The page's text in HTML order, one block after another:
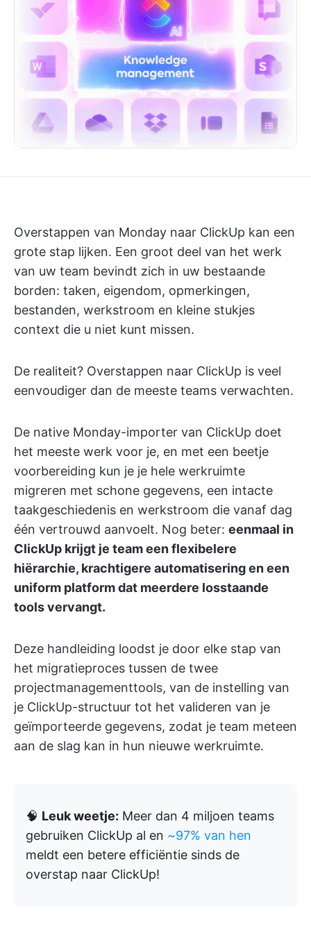
Overstappen van Monday naar ClickUp kan een
grote stap lijken. Een groot deel van het werk
van uw team bevindt zich in uw bestaande
borden: taken, eigendom, opmerkingen,
bestanden, werkstroom en kleine stukjes
context die u niet kunt missen.
De realiteit? Overstappen naar ClickUp is veel
eenvoudiger dan de meeste teams verwachten.
De native Monday-importer van ClickUp doet
het meeste werk voor je, en met een beetje
voorbereiding kun je je hele werkruimte
migreren met schone gegevens, een intacte
taakgeschiedenis en werkstroom die vanaf dag
één vertrouwd aanvoelt. Nog beter: eenmaal in
ClickUp krijgt je team een flexibelere
hiërarchie, krachtigere automatisering en een
uniform platform dat meerdere losstaande
tools vervangt.
Deze handleiding loodst je door elke stap van
het migratieproces tussen de twee
projectmanagementtools, van de instelling van
je ClickUp-structuur tot het valideren van je
geïmporteerde gegevens, zodat je team meteen
aan de slag kan in hun nieuwe werkruimte.
🧠 Leuk weetje: Meer dan 4 miljoen teams
gebruiken ClickUp al en ~97% van hen
meldt een betere efficiëntie sinds de
overstap naar ClickUp!